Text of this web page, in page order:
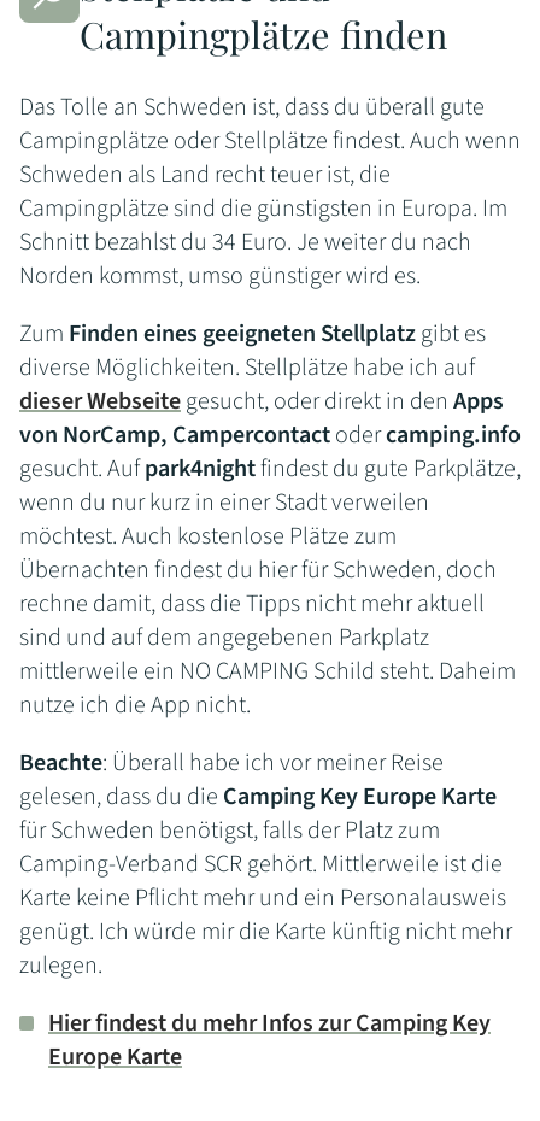
Campingplätze finden
Das Tolle an Schweden ist, dass du überall gute
Campingplätze oder Stellplätze findest. Auch wenn
Schweden als Land recht teuer ist, die
Campingplätze sind die günstigsten in Europa. Im
Schnitt bezahlst du 34 Euro. Je weiter du nach
Norden kommst, umso günstiger wird es.
Zum Finden eines geeigneten Stellplatzgibt es
diverse Möglichkeiten. Stellplätze habe ich auf
dieser Webseitegesucht, oder direkt in den Apps
von NorCamp, Campercontactodercamping.info
gesucht. Aufpark4nightfindest du gute Parkplätze,
wenn du nur kurz in einer Stadt verweilen
möchtest. Auch kostenlose Plätze zum
Übernachten findest du hier für Schweden, doch
rechne damit, dass die Tipps nicht mehr aktuell
sind und auf dem angegebenen Parkplatz
mittlerweile ein NO CAMPING Schild steht. Daheim
nutze ich die App nicht.
Beachte: Überall habe ich vor meiner Reise
gelesen, dass du die Camping Key Europe Karte
für Schweden benötigst, falls der Platz zum
Camping-Verband SCR gehört. Mittlerweile ist die
Karte keine Pflicht mehr und ein Personalausweis
genügt. Ich würde mir die Karte künftig nicht mehr
zulegen.
Hier findest du mehr Infos zur Camping Key
Europe Karte